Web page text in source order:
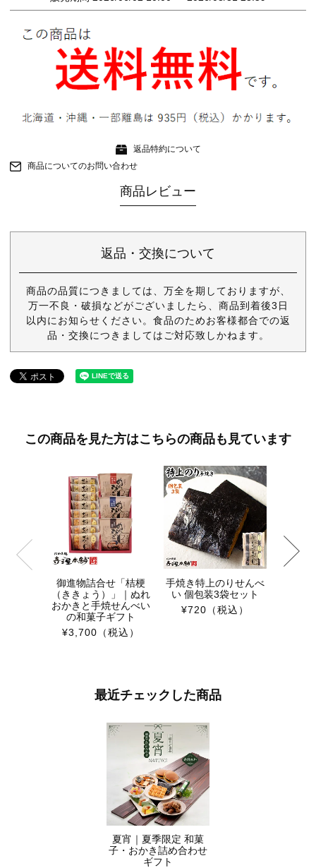
返品特約について
商品についてのお問い合わせ
商品レビュー
返品・交換について
商品の品質につきましては、万全を期しておりますが、
万一不良・破損などがございましたら、商品到着後3日
以内にお知らせください。食品のためお客様都合での返
品・交換につきましてはご対応致しかねます。
この商品を見た方はこちらの商品も見ています
御進物詰合せ「桔梗
（ききょう）」｜ぬれ
おかきと手焼せんべい
の和菓子ギフト
¥3,700 （税込）
手焼き特上のりせんべ
い 個包装3袋セット
¥720 （税込）
最近チェックした商品
夏宵｜夏季限定 和菓
子・おかき詰め合わせ
ギフト